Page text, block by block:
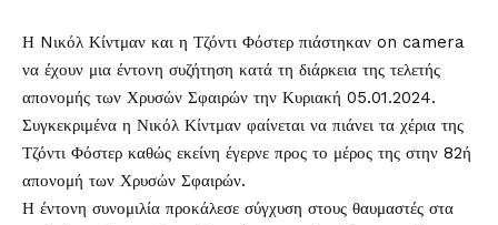
Η Nικόλ Κίντμαν και η Τζόντι Φόστερ πιάστηκαν on camera
να έχουν μια έντονη συζήτηση κατά τη διάρκεια της τελετής
απονομής των Χρυσών Σφαιρών την Κυριακή 05.01.2024.
Συγκεκριμένα η Νικόλ Κίντμαν φαίνεται να πιάνει τα χέρια της
Τζόντι Φόστερ καθώς εκείνη έγερνε προς το μέρος της στην 82ή
απονομή των Χρυσών Σφαιρών.
Η έντονη συνομιλία προκάλεσε σύγχυση στους θαυμαστές στα